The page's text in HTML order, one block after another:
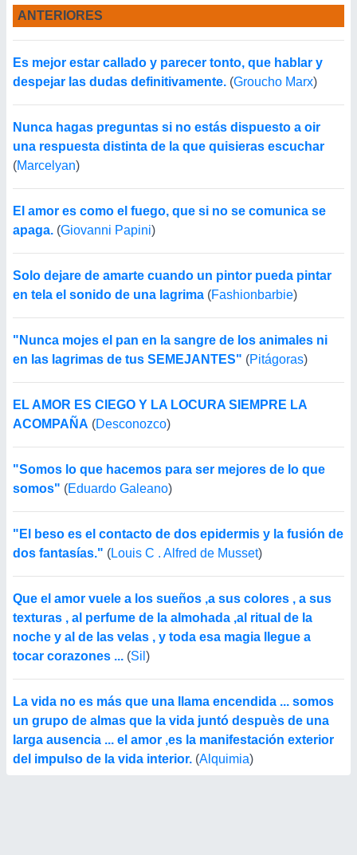
ANTERIORES
Es mejor estar callado y parecer tonto, que hablar y
despejar las dudas definitivamente. (Groucho Marx)
Nunca hagas preguntas si no estás dispuesto a oir
una respuesta distinta de la que quisieras escuchar
(Marcelyan)
El amor es como el fuego, que si no se comunica se
apaga. (Giovanni Papini)
Solo dejare de amarte cuando un pintor pueda pintar
en tela el sonido de una lagrima (Fashionbarbie)
"Nunca mojes el pan en la sangre de los animales ni
en las lagrimas de tus SEMEJANTES" (Pitágoras)
EL AMOR ES CIEGO Y LA LOCURA SIEMPRE LA
ACOMPAÑA (Desconozco)
"Somos lo que hacemos para ser mejores de lo que
somos" (Eduardo Galeano)
"El beso es el contacto de dos epidermis y la fusión de
dos fantasías." (Louis C . Alfred de Musset)
Que el amor vuele a los sueños ,a sus colores , a sus
texturas , al perfume de la almohada ,al ritual de la
noche y al de las velas , y toda esa magia llegue a
tocar corazones ... (Sil )
La vida no es más que una llama encendida ... somos
un grupo de almas que la vida juntó despuès de una
larga ausencia ... el amor ,es la manifestación exterior
del impulso de la vida interior. (Alquimia)